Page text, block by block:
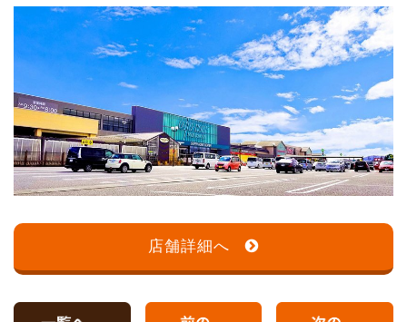
店舗詳細へ